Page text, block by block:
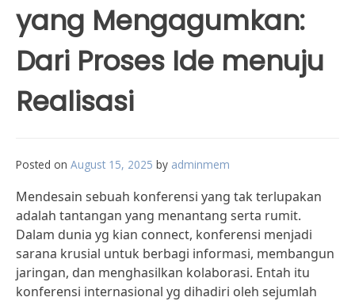
yang Mengagumkan:
Dari Proses Ide menuju
Realisasi
Posted on August 15, 2025 by adminmem
Mendesain sebuah konferensi yang tak terlupakan
adalah tantangan yang menantang serta rumit.
Dalam dunia yg kian connect, konferensi menjadi
sarana krusial untuk berbagi informasi, membangun
jaringan, dan menghasilkan kolaborasi. Entah itu
konferensi internasional yg dihadiri oleh sejumlah